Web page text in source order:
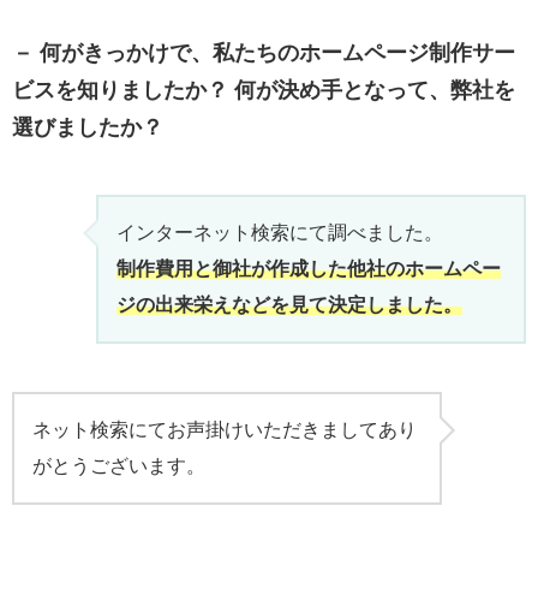
－ 何がきっかけで、私たちのホームページ制作サー
ビスを知りましたか？ 何が決め手となって、弊社を
選びましたか？
インターネット検索にて調べました。
制作費用と御社が作成した他社のホームペー
ジの出来栄えなどを見て決定しました。
ネット検索にてお声掛けいただきましてあり
がとうございます。